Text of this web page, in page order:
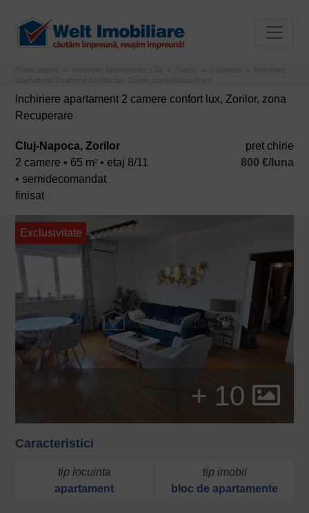
Prima pagina Inchiriere Apartamente Cluj Zorilor 2 camere
Inchiriere
apartament 2 camere confort lux, Zorilor, zona Recuperare
Inchiriere apartament 2 camere confort lux, Zorilor, zona
Recuperare
Cluj-Napoca, Zorilor
2 camere • 65 m2 • etaj 8/11
• semidecomandat
finisat
pret chirie
800 €/luna
+ 10
Exclusivitate
Caracteristici
tip locuinta
apartament
tip imobil
bloc de apartamente